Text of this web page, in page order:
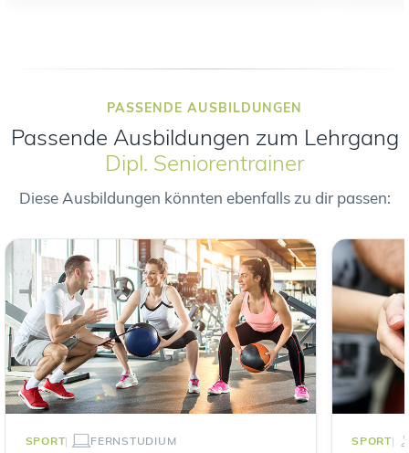
PASSENDE AUSBILDUNGEN
Passende Ausbildungen zum Lehrgang
Dipl. Seniorentrainer
Diese Ausbildungen könnten ebenfalls zu dir passen:
SPORT FERNSTUDIUM SPORT